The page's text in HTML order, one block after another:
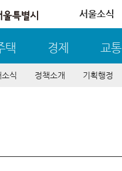
특별시 서울소식
택 경제 교통
소식 정책소개 기획행정